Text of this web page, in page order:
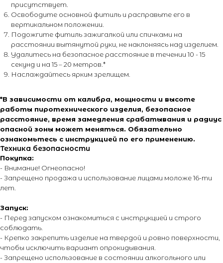
присутствует.
Освободите основной фитиль и расправьте его в
вертикальном положении.
Подожгите фитиль зажигалкой или спичками на
расстоянии вытянутой руки, не наклоняясь над изделием.
Удалитесь на безопасное расстояние в течении 10 - 15
секунд и на 15 – 20 метров.*
Наслаждайтесь ярким зрелищем.
*В зависимости от калибра, мощности и высоте
работы пиротехнического изделия, безопасное
расстояние, время замедления срабатывания и радиус
опасной зоны может меняться. Обязательно
ознакомьтесь с инструкцией по его применению.
Техника безопасности
Покупка:
- Внимание! Огнеопасно!
- Запрещено продажа и использование лицами моложе 16-ти
лет.
Запуск:
- Перед запуском ознакомиться с инструкцией и строго
соблюдать.
- Крепко закрепить изделие на твердой и ровно поверхности,
чтобы исключить вариант опрокидывания.
- Запрещено использование в состоянии алкогольного или
О магазине
О компании
Контакты
Каталог
Каталог эффектов
+7 (495) 795-50-50
ежедневно с 10:00 до 20:00
Адрес офиса:
г. Москва, ул. Тимирязевская, д. 2/3